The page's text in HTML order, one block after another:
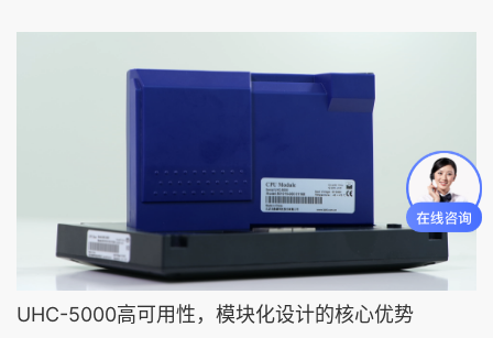
UHC-5000高可用性，模块化设计的核心优势